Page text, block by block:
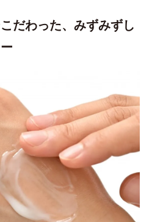
だわった、みずみずし